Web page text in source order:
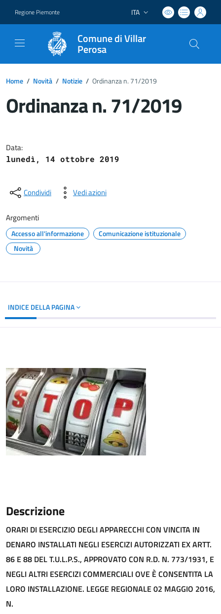
Regione Piemonte Lingua attiva:
ITA
Comune di Villar
Perosa
Home / Novità / Notizie / Ordinanza n. 71/2019
Ordinanza n. 71/2019
Data:
lunedì, 14 ottobre 2019
Condividi Vedi azioni
Argomenti
Accesso all'informazione
Comunicazione istituzionale
Novità
INDICE DELLA PAGINA
Descrizione
ORARI DI ESERCIZIO DEGLI APPARECCHI CON VINCITA IN
DENARO INSTALLATI NEGLI ESERCIZI AUTORIZZATI EX ARTT.
86 E 88 DEL T.U.L.P.S., APPROVATO CON R.D. N. 773/1931, E
NEGLI ALTRI ESERCIZI COMMERCIALI OVE È CONSENTITA LA
LORO INSTALLAZIONE. LEGGE REGIONALE 02 MAGGIO 2016,
N.